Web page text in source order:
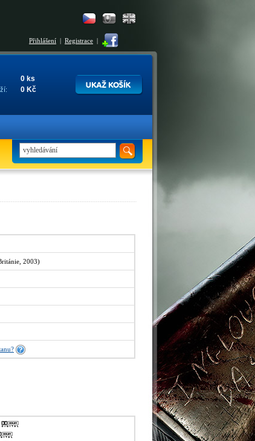
Přihlášení | Registrace |
0 ks
0 Kč
2003)